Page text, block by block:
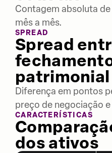
Contagem absoluta
mês a mês.
SPREAD
Spread
patrimonial
Diferença em pontos
preço de negociação
CARACTERÍSTICAS
dos ativos